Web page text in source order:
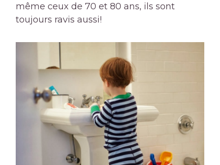
même ceux de 70 et 80 ans, ils sont
toujours ravis aussi!